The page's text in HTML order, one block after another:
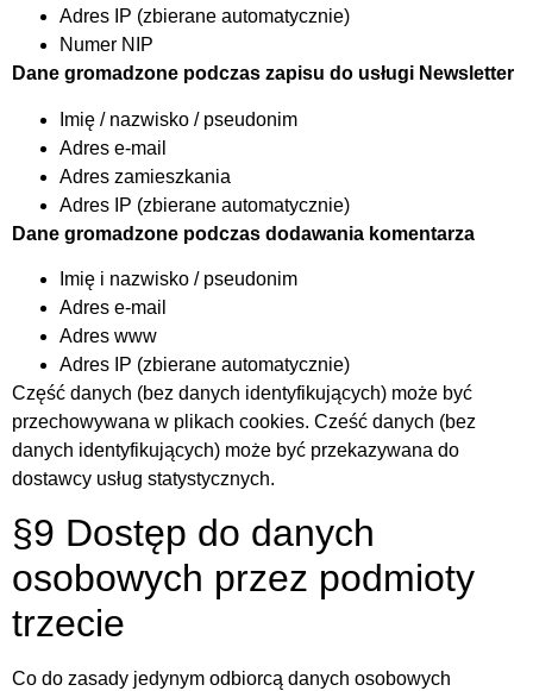
Adres IP (zbierane automatycznie)
Numer NIP
Dane gromadzone podczas zapisu do usługi Newsletter
Imię / nazwisko / pseudonim
Adres e-mail
Adres zamieszkania
Adres IP (zbierane automatycznie)
Dane gromadzone podczas dodawania komentarza
Imię i nazwisko / pseudonim
Adres e-mail
Adres www
Adres IP (zbierane automatycznie)
Część danych (bez danych identyfikujących) może być
przechowywana w plikach cookies. Cześć danych (bez
danych identyfikujących) może być przekazywana do
dostawcy usług statystycznych.
§9 Dostęp do danych
osobowych przez podmioty
trzecie
Co do zasady jedynym odbiorcą danych osobowych